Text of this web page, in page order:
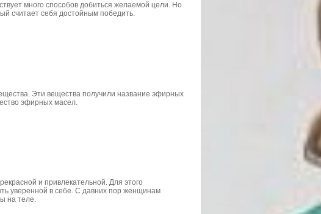
много способов добиться желаемой цели. Но
считает себя достойным победить.
Эти вещества получили название эфирных
эфирных масел.
и привлекательной. Для этого
уверенной в себе. C давних пор женщинам
на теле.